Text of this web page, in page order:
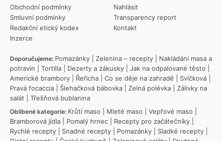
Obchodní podmínky
Smluvní podmínky
Redakční etický kodex
Inzerce
Nahlásit
Transparency report
Kontakt
Doporučujeme: Pomazánky Zelenina – recepty
Nakládání masa a
potravin
Tortilla Dezerty a zákusky Jak na odpalované těsto
Americké brambory
Řeřicha Co se děje na zahradě Svíčková
Pravá focaccia
Šlehačková bábovka Zelná polévka
Zálivky na
salát
Třešňová bublanina
Oblíbené kategorie: Krůtí maso Mleté maso Vepřové maso
Bramborová jídla
Pomalý hrnec Recepty pro začátečníky
Rychlé recepty
Snadné recepty Pomazánky Sladké recepty